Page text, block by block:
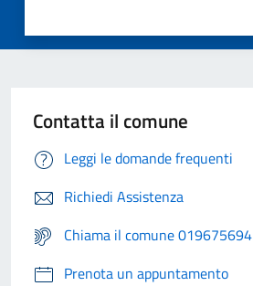
Contatta il comune
Leggi le domande frequenti
Richiedi Assistenza
Chiama il comune 019675694
Prenota un appuntamento